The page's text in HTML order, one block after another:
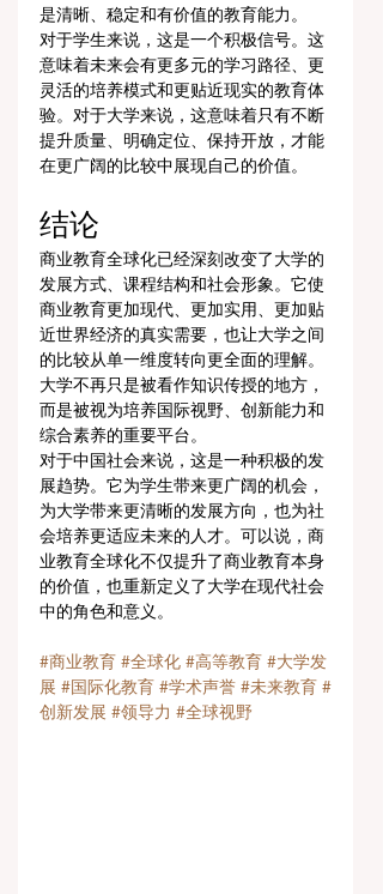
是清晰、稳定和有价值的教育能力。
对于学生来说，这是一个积极信号。这
意味着未来会有更多元的学习路径、更
灵活的培养模式和更贴近现实的教育体
验。对于大学来说，这意味着只有不断
提升质量、明确定位、保持开放，才能
在更广阔的比较中展现自己的价值。
结论
商业教育全球化已经深刻改变了大学的
发展方式、课程结构和社会形象。它使
商业教育更加现代、更加实用、更加贴
近世界经济的真实需要，也让大学之间
的比较从单一维度转向更全面的理解。
大学不再只是被看作知识传授的地方，
而是被视为培养国际视野、创新能力和
综合素养的重要平台。
对于中国社会来说，这是一种积极的发
展趋势。它为学生带来更广阔的机会，
为大学带来更清晰的发展方向，也为社
会培养更适应未来的人才。可以说，商
业教育全球化不仅提升了商业教育本身
的价值，也重新定义了大学在现代社会
中的角色和意义。
#商业教育 #全球化 #高等教育 #大学发
展 #国际化教育 #学术声誉 #未来教育 #
创新发展 #领导力 #全球视野